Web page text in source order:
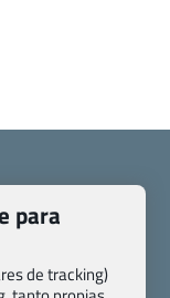
específicas
para
de tracking)